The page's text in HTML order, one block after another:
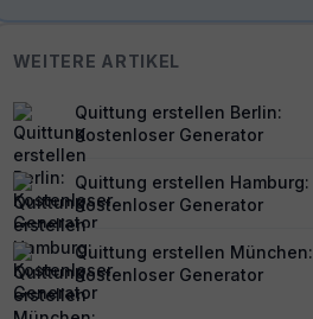
WEITERE ARTIKEL
Quittung erstellen Berlin:
Kostenloser Generator
Quittung erstellen Hamburg:
Kostenloser Generator
Quittung erstellen München:
Kostenloser Generator